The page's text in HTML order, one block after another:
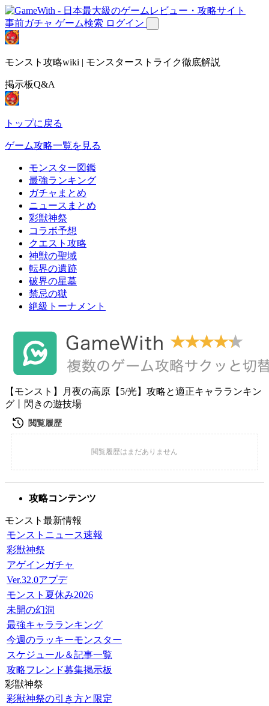
事前ガチャ ゲーム検索 ログイン
モンスト攻略wiki | モンスターストライク徹底解説
掲示板Q&A
トップに戻る
ゲーム攻略一覧を見る
モンスター図鑑
最強ランキング
ガチャまとめ
ニュースまとめ
彩獣神祭
コラボ予想
クエスト攻略
神獣の聖域
転界の遺跡
破界の星墓
禁忌の獄
絶級トーナメント
【モンスト】月夜の高原【5/光】攻略と適正キャラランキン
グ丨閃きの遊技場
攻略コンテンツ
モンスト最新情報
モンストニュース速報
彩獣神祭
アゲインガチャ
Ver.32.0アプデ
モンスト夏休み2026
未開の幻洞
最強キャラランキング
今週のラッキーモンスター
スケジュール＆記事一覧
攻略フレンド募集掲示板
彩獣神祭
彩獣神祭の引き方と限定